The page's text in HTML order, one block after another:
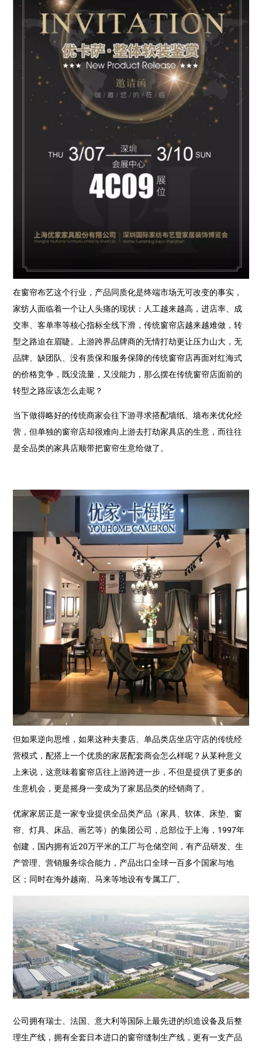
在窗帘布艺这个行业，产品同质化是终端市场无可改变的事实，
家纺人面临着一个让人头痛的现状：人工越来越高，进店率、成
交率、客单率等核心指标全线下滑，传统窗帘店越来越难做，转
型之路迫在眉睫。上游跨界品牌商的无情打劫更让压力山大，无
品牌、缺团队、没有质保和服务保障的传统窗帘店再面对红海式
的价格竞争，既没流量，又没能力，那么摆在传统窗帘店面前的
转型之路应该怎么走呢？
当下做得略好的传统商家会往下游寻求搭配墙纸、墙布来优化经
营，但单独的窗帘店却很难向上游去打劫家具店的生意，而往往
是全品类的家具店顺带把窗帘生意给做了。
但如果逆向思维，如果这种夫妻店、单品类店坐店守店的传统经
营模式，配搭上一个优质的家居配套商会怎么样呢？从某种意义
上来说，这意味着窗帘店往上游跨进一步，不但是提供了更多的
生意机会，更是摇身一变成为了家居品类的经销商了。
优家家居正是一家专业提供全品类产品（家具、软体、床垫、窗
帘、灯具、床品、画艺等）的集团公司，总部位于上海，1997年
创建，国内拥有近20万平米的工厂与仓储空间，有产品研发、生
产管理、营销服务综合能力，产品出口全球一百多个国家与地
区；同时在海外越南、马来等地设有专属工厂。
公司拥有瑞士、法国、意大利等国际上最先进的织造设备及后整
理生产线，拥有全套日本进口的窗帘缝制生产线，更有一支产品